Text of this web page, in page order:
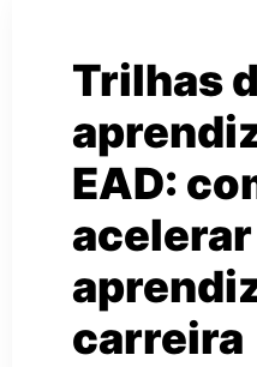
Trilhas
EAD:
carreira